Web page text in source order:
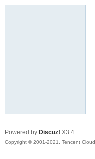
Powered by Discuz! X3.4
Copyright © 2001-2021, Tencent Cloud.